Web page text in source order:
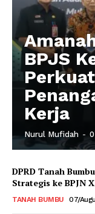
BPJS
Kerja
Nurul Mufidah -
DPRD Tanah
Strategis ke BPJN
TANAH BUMBU 07/